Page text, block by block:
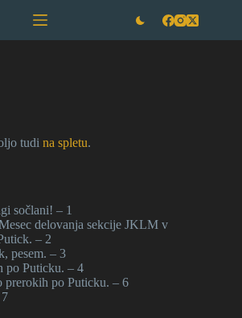
tudi na spletu.
sočlani! – 1
delovanja sekcije JKLM v
– 2
pesem. – 3
po Puticku. – 4
prerokih po Puticku. – 6